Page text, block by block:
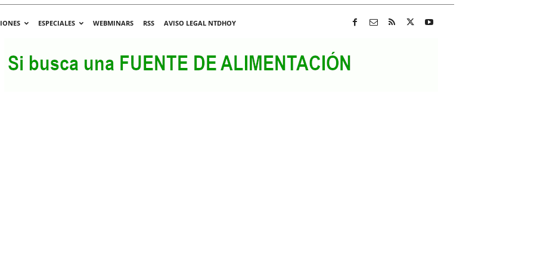
ESPECIALES WEBMINARS RSS
AVISO LEGAL NTDHOY